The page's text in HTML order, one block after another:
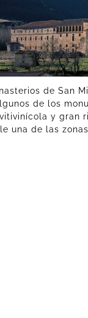
de San
de los
y gran
una de las